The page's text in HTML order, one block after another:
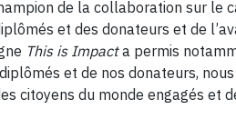
de la collaboration sur le
et des donateurs et de
This is Impacta permis
et de nos donateurs,
citoyens du monde engagés et